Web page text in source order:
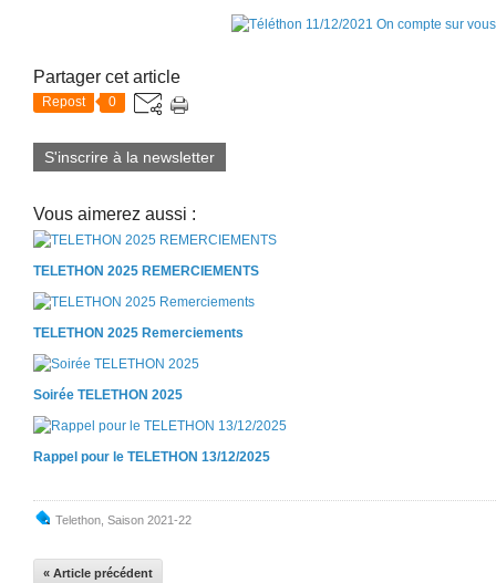
Partager cet article
Repost 0
S'inscrire à la newsletter
Vous aimerez aussi :
TELETHON 2025 REMERCIEMENTS
TELETHON 2025 Remerciements
Soirée TELETHON 2025
Rappel pour le TELETHON 13/12/2025
Telethon Saison 2021-22
« Article précédent